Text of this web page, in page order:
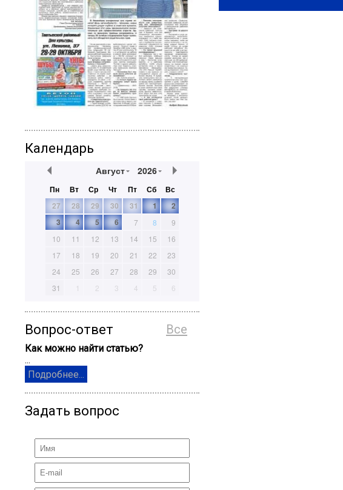
Календарь
Август 2026
Пн Вт Ср Чт Пт Сб
Вс
27
28 29 30 31 1
2
3
4 5 6 7 8
9
10
11 12 13 14 15
16
17
18 19 20 21 22
23
24
25 26 27 28 29
30
31
1 2 3 4 5 6
Все
Вопрос-ответ
Как можно найти статью?
...
Подробнее...
Задать вопрос